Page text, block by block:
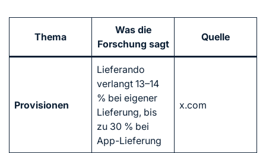
Thema
Was die
Forschung sagt
Quelle
Provisionen
Lieferando
verlangt 13–14
% bei eigener
Lieferung, bis
zu 30 % bei
App-Lieferung
x.com